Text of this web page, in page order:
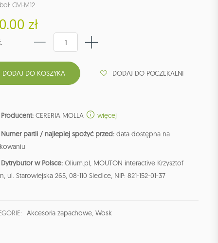
CM-M12
zł
DODAJ DO POCZEKALNI
Producent: CERERIA MOLLA więcej
Numer partii / najlepiej spożyć przed: data dostępna na
Dytrybutor w Polsce: Olium.pl, MOUTON interactive Krzysztof
ul. Starowiejska 265, 08-110 Siedlce, NIP: 821-152-01-37
Akcesoria zapachowe, Wosk